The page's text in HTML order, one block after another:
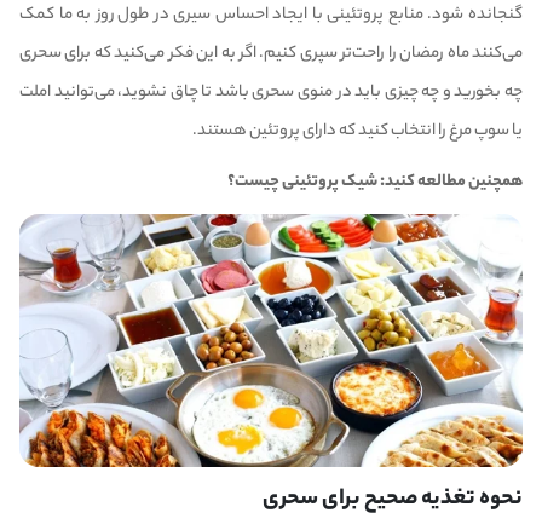
گنجانده شود. منابع پروتئینی با ایجاد احساس سیری در طول روز به ما کمک
می‌کنند ماه رمضان را راحت‌تر سپری کنیم. اگر به این فکر می‌کنید که برای سحری
چه بخورید و چه چیزی باید در منوی سحری باشد تا چاق نشوید، می‌توانید املت
یا سوپ مرغ را انتخاب کنید که دارای پروتئین هستند.
همچنین مطالعه کنید:شیک پروتئینی چیست؟
نحوه تغذیه صحیح برای سحری